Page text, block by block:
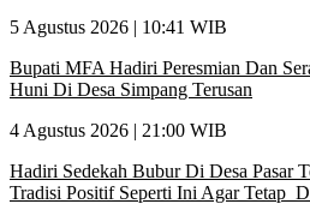
5 Agustus 2026 | 10:41 WIB
Bupati MFA Hadiri Peresmian Dan
Huni Di Desa Simpang Terusan
4 Agustus 2026 | 21:00 WIB
Hadiri Sedekah Bubur Di Desa Pasar
Tradisi Positif Seperti Ini Agar Tetap